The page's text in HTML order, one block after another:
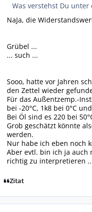
Was verstehst Du unter
NaJa, die
Grübel ...
... such ...
Sooo, hatte vor Jahren
den Zettel wieder
Für das Außentzemp.-
bei -20°C, 1k8 bei 0°C
Bei Öl sind es 220 bei
Grob geschätzt könnte
werden.
Nur habe ich eben noch
Aber evtl. bin ich ja auch
richtig zu interpretieren ..
Zitat